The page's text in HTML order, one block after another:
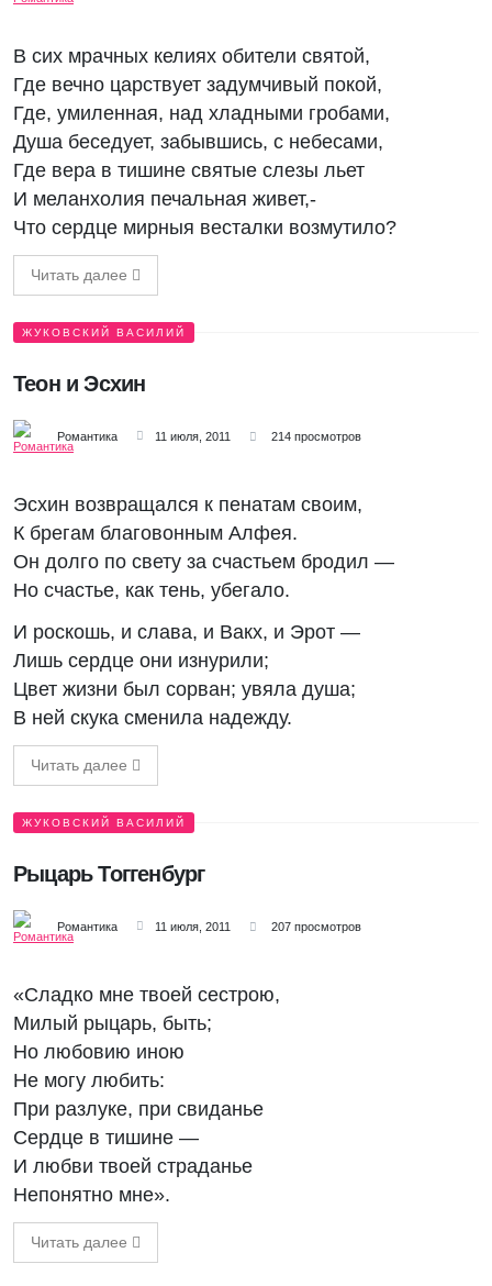
В сих мрачных келиях обители святой,
Где вечно царствует задумчивый покой,
Где, умиленная, над хладными гробами,
Душа беседует, забывшись, с небесами,
Где вера в тишине святые слезы льет
И меланхолия печальная живет,-
Что сердце мирныя весталки возмутило?
Читать далее
ЖУКОВСКИЙ ВАСИЛИЙ
Теон и Эсхин
Романтика 11 июля, 2011 214 просмотров
Эсхин возвращался к пенатам своим,
К брегам благовонным Алфея.
Он долго по свету за счастьем бродил —
Но счастье, как тень, убегало.
И роскошь, и слава, и Вакх, и Эрот —
Лишь сердце они изнурили;
Цвет жизни был сорван; увяла душа;
В ней скука сменила надежду.
Читать далее
ЖУКОВСКИЙ ВАСИЛИЙ
Рыцарь Тоггенбург
Романтика 11 июля, 2011 207 просмотров
«Сладко мне твоей сестрою,
Милый рыцарь, быть;
Но любовию иною
Не могу любить:
При разлуке, при свиданье
Сердце в тишине —
И любви твоей страданье
Непонятно мне».
Читать далее